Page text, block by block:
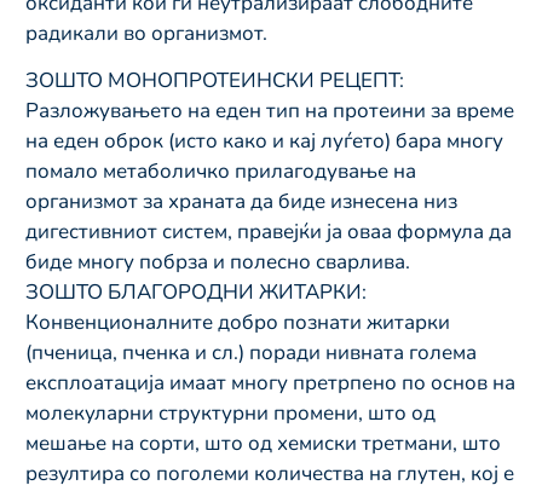
радикали во организмот.
ЗОШТО МОНОПРОТЕИНСКИ РЕЦЕПТ:
Разложувањето на еден тип на протеини за време
на еден оброк (исто како и кај луѓето) бара многу
помало метаболичко прилагодување на
организмот за храната да биде изнесена низ
дигестивниот систем, правејќи ја оваа формула да
биде многу побрза и полесно сварлива.
ЗОШТО БЛАГОРОДНИ ЖИТАРКИ:
Конвенционалните добро познати житарки
(пченица, пченка и сл.) поради нивната голема
експлоатација имаат многу претрпено по основ на
молекуларни структурни промени, што од
мешање на сорти, што од хемиски третмани, што
резултира со поголеми количества на глутен, кој е